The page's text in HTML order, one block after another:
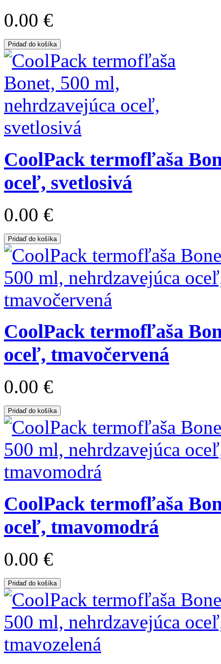
0.00 €
Pridaď do košíka
CoolPack termofľaša
oceľ, svetlosivá
0.00 €
Pridaď do košíka
CoolPack termofľaša
oceľ, tmavočervená
0.00 €
Pridaď do košíka
CoolPack termofľaša
oceľ, tmavomodrá
0.00 €
Pridaď do košíka